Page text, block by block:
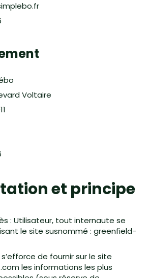
Voltaire
et principe
: Utilisateur, tout internaute se
le site susnommé : greenfield-
de fournir sur le site
les informations les plus